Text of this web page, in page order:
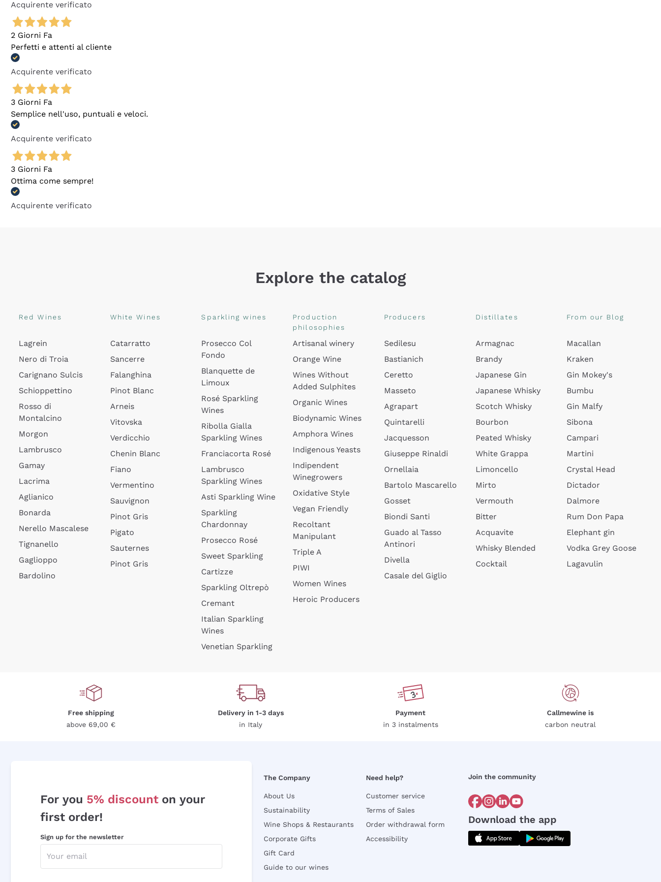
Acquirente verificato
2 Giorni Fa
Perfetti e attenti al cliente
Acquirente verificato
3 Giorni Fa
Semplice nell'uso, puntuali e veloci.
Acquirente verificato
3 Giorni Fa
Ottima come sempre!
Acquirente verificato
Explore the catalog
Red Wines
Lagrein
Nero di Troia
Carignano Sulcis
Schioppettino
Rosso di
Montalcino
Morgon
Lambrusco
Gamay
Lacrima
Aglianico
Bonarda
Nerello Mascalese
Tignanello
Gaglioppo
Bardolino
White Wines
Catarratto
Sancerre
Falanghina
Pinot Blanc
Arneis
Vitovska
Verdicchio
Chenin Blanc
Fiano
Vermentino
Sauvignon
Pinot Gris
Pigato
Sauternes
Pinot Gris
Sparkling wines
Prosecco Col
Fondo
Blanquette de
Limoux
Rosé Sparkling
Wines
Ribolla Gialla
Sparkling Wines
Franciacorta Rosé
Lambrusco
Sparkling Wines
Asti Sparkling Wine
Sparkling
Chardonnay
Prosecco Rosé
Sweet Sparkling
Cartizze
Sparkling Oltrepò
Cremant
Italian Sparkling
Wines
Venetian Sparkling
Production
philosophies
Artisanal winery
Orange Wine
Wines Without
Added Sulphites
Organic Wines
Biodynamic Wines
Amphora Wines
Indigenous Yeasts
Indipendent
Winegrowers
Oxidative Style
Vegan Friendly
Recoltant
Manipulant
Triple A
PIWI
Women Wines
Heroic Producers
Producers
Sedilesu
Bastianich
Ceretto
Masseto
Agrapart
Quintarelli
Jacquesson
Giuseppe Rinaldi
Ornellaia
Bartolo Mascarello
Gosset
Biondi Santi
Guado al Tasso
Antinori
Divella
Casale del Giglio
Distillates
Armagnac
Brandy
Japanese Gin
Japanese Whisky
Scotch Whisky
Bourbon
Peated Whisky
White Grappa
Limoncello
Mirto
Vermouth
Bitter
Acquavite
Whisky Blended
Cocktail
From our Blog
Macallan
Kraken
Gin Mokey's
Bumbu
Gin Malfy
Sibona
Campari
Martini
Crystal Head
Dictador
Dalmore
Rum Don Papa
Elephant gin
Vodka Grey Goose
Lagavulin
Free shipping
above 69,00 €
Delivery in 1-3 days
in Italy
Payment
in 3 instalments
Callmewine is
carbon neutral
For you 5% discount on your
first order!
Sign up for the newsletter
The Company
About Us
Sustainability
Wine Shops & Restaurants
Corporate Gifts
Gift Card
Guide to our wines
Need help?
Customer service
Terms of Sales
Order withdrawal form
Accessibility
Join the community
Download the app